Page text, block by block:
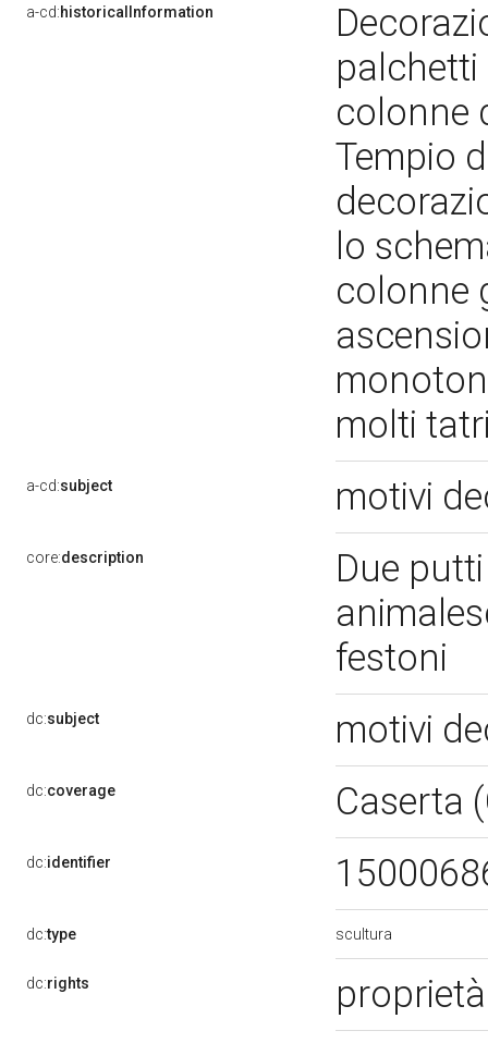
a-cd:historicalInformation
colonne
Tempio
lo
colonne
molti
a-cd:subject motivi
core:description
Due
festoni
dc:subject motivi
dc:coverage Caserta
dc:identifier
dc:type scultura
dc:rights